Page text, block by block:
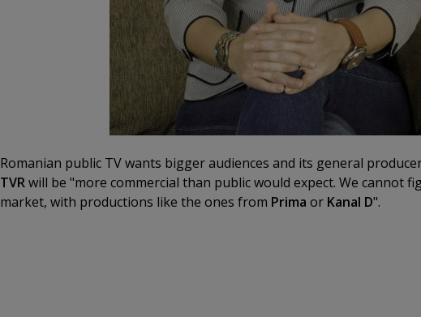
Romanian public TV wants bigger audiences and its general
TVRwill be "more commercial than public would expect. We cannot
market, with productions like the ones from Prima or Kanal D".